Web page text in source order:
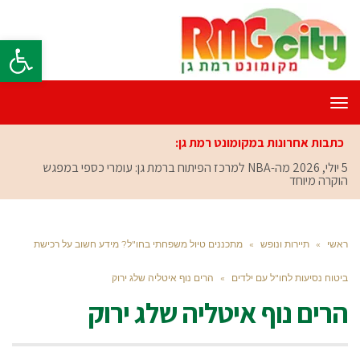
פתח
תפריט
כתבות אחרונות במקומונט רמת גן:
5 יולי, 2026
מה-NBA למרכז הפיתוח ברמת גן: עומרי כספי במפגש
הוקרה מיוחד
ראשי » תיירות ונופש » מתכננים טיול משפחתי בחו"ל? מידע חשוב על רכישת
ביטוח נסיעות לחו"ל עם ילדים » הרים נוף איטליה שלג ירוק
הרים נוף איטליה שלג ירוק